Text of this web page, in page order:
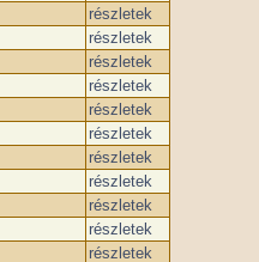
részletek
részletek
részletek
részletek
részletek
részletek
részletek
részletek
részletek
részletek
részletek